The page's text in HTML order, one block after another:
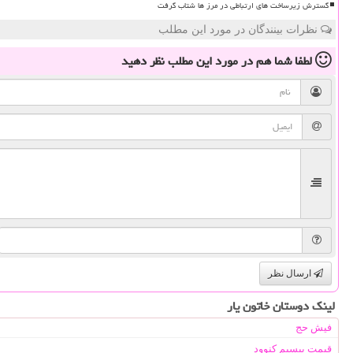
گسترش زیرساخت های ارتباطی در مرز ها شتاب گرفت
نظرات بینندگان در مورد این مطلب
لطفا شما همدر مورد این مطلبنظر دهید
ارسال نظر
لینک دوستان خاتون یار
فیش حج
قیمت بیسیم کنوود